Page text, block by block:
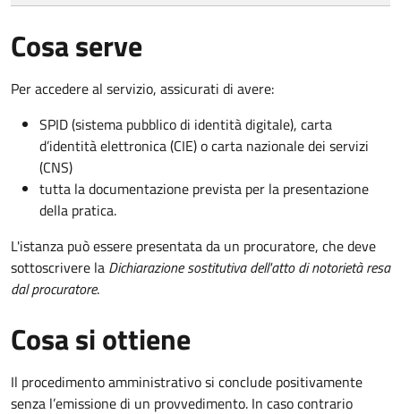
Cosa serve
Per accedere al servizio, assicurati di avere:
SPID (sistema pubblico di identità digitale), carta
d’identità elettronica (CIE) o carta nazionale dei servizi
(CNS)
tutta la documentazione prevista per la presentazione
della pratica.
L'istanza può essere presentata da un procuratore, che deve
sottoscrivere la Dichiarazione sostitutiva dell'atto di notorietà resa
dal procuratore.
Cosa si ottiene
Il procedimento amministrativo si conclude positivamente
senza l’emissione di un provvedimento. In caso contrario